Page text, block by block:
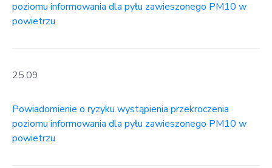
poziomu informowania dla pyłu zawieszonego PM10 w
powietrzu
25.09
Powiadomienie o ryzyku wystąpienia przekroczenia
poziomu informowania dla pyłu zawieszonego PM10 w
powietrzu